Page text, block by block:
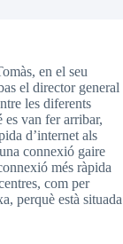
en el seu
el director general
les diferents
es van fer arribar,
d’internet als
connexió gaire
més ràpida
com per
perquè està situada